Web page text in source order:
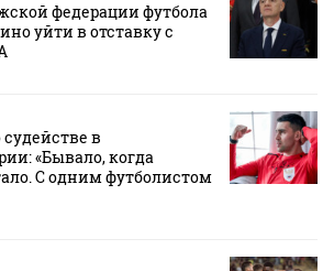
федерации футбола
уйти в отставку с
в
«Бывало, когда
С одним футболистом